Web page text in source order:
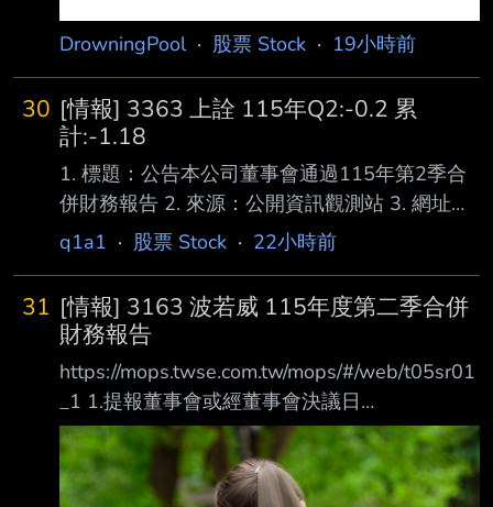
DrowningPool· 股票 Stock · 19小時前
30 [情報] 3363 上詮 115年Q2:-0.2 累
計:-1.18
1. 標題：公告本公司董事會通過115年第2季合
併財務報告 2. 來源：公開資訊觀測站 3. 網址：
https://mops.twse.com.tw/mops/#/web/home 4.
期:115/08/06 2.審計委員會通過日期:115/08/06
3.財務報告或年度自結財務資訊報導期間 起訖日
期
(XXX/XX/XX~XXX/XX/XX):115/01/01~115/06/
30 4.1月1日累計至本期止營業收入(仟
元):811,157 5.1月1日累計至本期止
q1a1 · 股票 Stock · 22小時前
31 [情報] 3163 波若威 115年度第二季合併
財務報告
https://mops.twse.com.tw/mops/#/web/t05sr01
_1 1.提報董事會或經董事會決議日
期:115/08/06 2.審計委員會通過日期:115/08/06
3.財務報告或年度自結財務資訊報導期間 起訖日
期